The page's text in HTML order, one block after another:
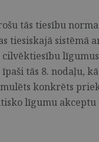
tās tiesību
tiesiskajā sistēmā
tās 8. nodaļu,
konkrēts
līgumu akceptu